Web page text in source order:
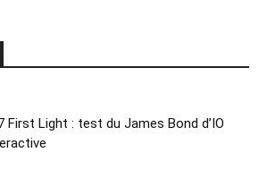
First Light : test du James Bond d’IO